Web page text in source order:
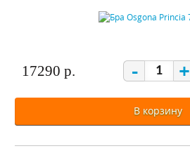
17290 р. - +
В корзину